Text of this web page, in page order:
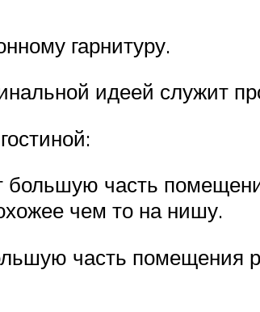
гарнитуру.
идеей служит
большую часть
чем то на нишу.
часть помещения